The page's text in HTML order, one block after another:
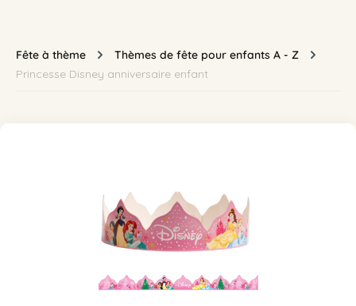
Fête à thème
Thèmes de fête pour enfants A - Z
Princesse Disney anniversaire enfant